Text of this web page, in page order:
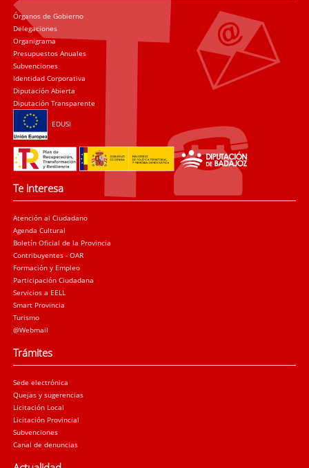
Órganos de Gobierno
Delegaciones
Organigrama
Presupuestos Anuales
Subvenciones
Identidad Corporativa
Diputación Abierta
Diputación Transparente
EDUSI
Te interesa
Atención al Ciudadano
Agenda Cultural
Boletín Oficial de la Provincia
Contribuyentes - OAR
Formación y Empleo
Participación Ciudadana
Servicios a EELL
Smart Provincia
Turismo
@Webmail
Trámites
Sede electrónica
Quejas y sugerencias
Licitación Local
Licitación Provincial
Subvenciones
Canal de denuncias